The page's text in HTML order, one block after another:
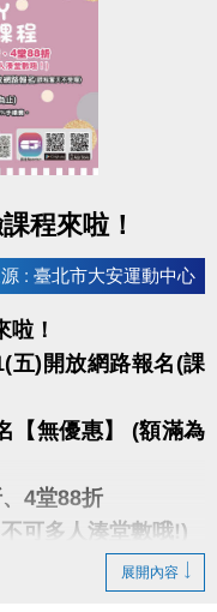
程來啦！
: 臺北市大安運動中心
啦！
五)開放網路報名(課
【無優惠】 (額滿為
4堂88折
可多人湊堂數哦!)
人因素辦理退費，
展開內容